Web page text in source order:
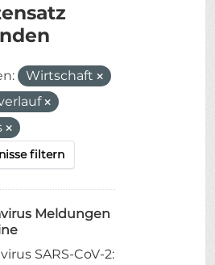
Wirtschaft
filtern
Meldungen
SARS-CoV-2: